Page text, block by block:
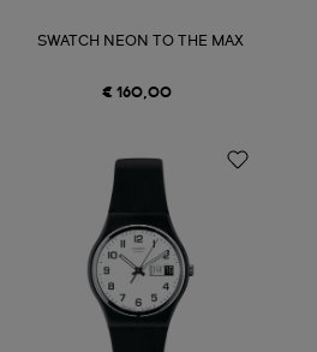
SWATCH NEON TO THE MAX
€ 160,00